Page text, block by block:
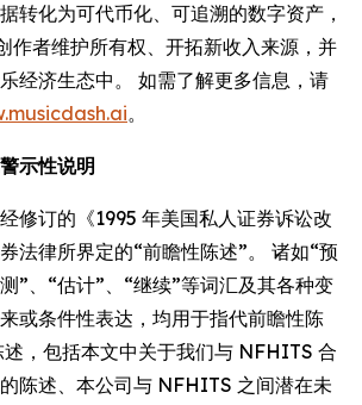
转化为可代币化、可追溯的数字资产，
作者维护所有权、开拓新收入来源，并
经济生态中。 如需了解更多信息，请
。
示性说明
修订的《1995 年美国私人证券诉讼改
法律所界定的“前瞻性陈述”。 诸如“预
”、“估计”、“继续”等词汇及其各种变
或条件性表达，均用于指代前瞻性陈
，包括本文中关于我们与 NFHITS 合
陈述、本公司与 NFHITS 之间潜在未